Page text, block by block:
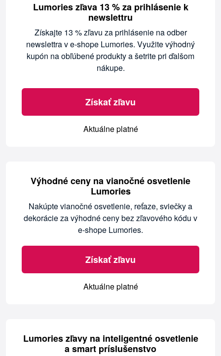
Lumories zľava 13 % za prihlásenie k
newslettru
Získajte 13 % zľavu za prihlásenie na odber
newslettra v e-shope Lumories. Využite výhodný
kupón na obľúbené produkty a šetrite pri ďalšom
nákupe.
Získať zľavu
Aktuálne platné
Výhodné ceny na vianočné osvetlenie
Lumories
Nakúpte vianočné osvetlenie, reťaze, sviečky a
dekorácie za výhodné ceny bez zľavového kódu v
e-shope Lumories.
Získať zľavu
Aktuálne platné
Lumories zľavy na inteligentné osvetlenie
a smart príslušenstvo